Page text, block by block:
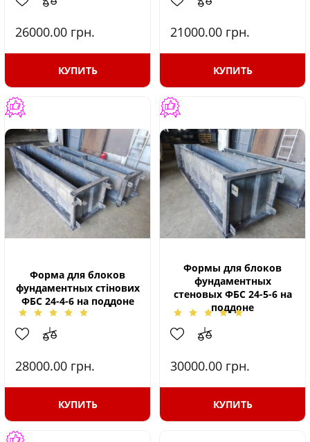
26000.00 грн.
КУПИТЬ
21000.00 грн.
КУПИТЬ
Форма для блоков
фундаментных стінових
ФБС 24-4-6 на поддоне
28000.00 грн.
КУПИТЬ
Формы для блоков
фундаментных
стеновых ФБС 24-5-6 на
поддоне
30000.00 грн.
КУПИТЬ